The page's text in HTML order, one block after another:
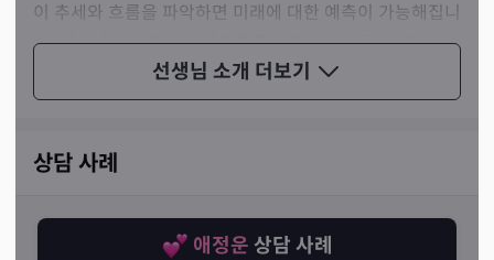
선생님 소개 더보기
이 추세와 흐름을 파악하면 미래에 대한 예측이 가능해집니
다. 선생님의 타로는 이런 철학을 바탕으로 흐름과 추세, 변
화와 발전을 중심에 놓고 누구나 이해하기 쉽게 설명해주는
타로입니다.
상담 사례
애정운 상담 사례